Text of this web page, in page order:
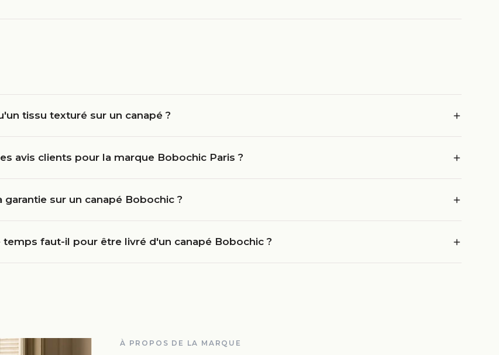
tissu texturé sur un canapé ?
avis clients pour la marque Bobochic Paris ?
garantie sur un canapé Bobochic ?
temps faut-il pour être livré d'un canapé Bobochic ?
À PROPOS DE LA MARQUE